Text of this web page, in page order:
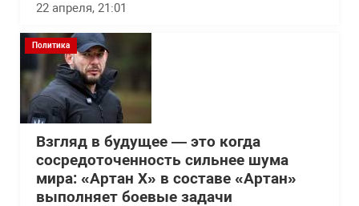
22 апреля, 21:01
Политика
Взгляд в будущее — это когда
сосредоточенность сильнее шума
мира: «Артан Х» в составе «Артан»
выполняет боевые задачи